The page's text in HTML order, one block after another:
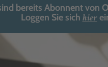
bereits Abonnent von
Loggen Sie sich hier